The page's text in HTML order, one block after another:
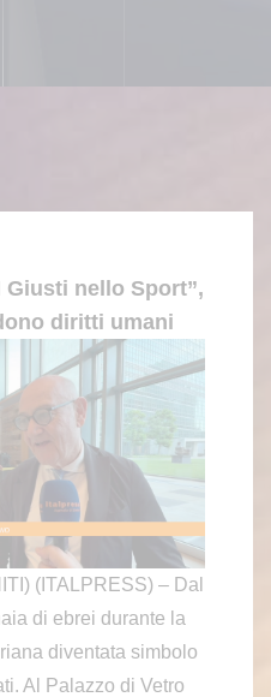
Giusti nello Sport”,
diritti umani
(ITALPRESS) – Dal
di ebrei durante la
diventata simbolo
Al Palazzo di Vetro